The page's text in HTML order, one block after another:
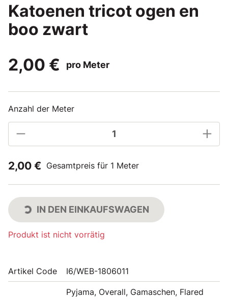
Katoenen tricot ogen en
boo zwart
2,00 €
pro Meter
Anzahl der Meter
2,00 € Gesamtpreis für 1 Meter
IN DEN EINKAUFSWAGEN
Produkt ist nicht vorrätig
Artikel Code I6/WEB-1806011
Pyjama, Overall, Gamaschen, Flared